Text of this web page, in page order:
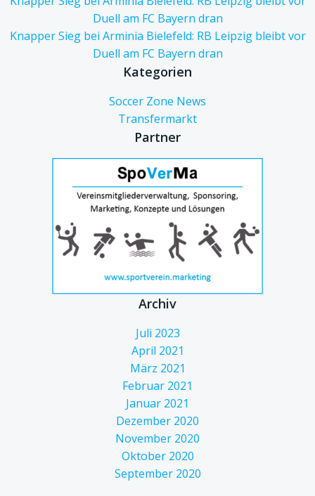
Duell am FC Bayern dran
Knapper Sieg bei Arminia Bielefeld: RB Leipzig bleibt vor
Duell am FC Bayern dran
Kategorien
Soccer Zone News
Transfermarkt
Partner
Archiv
Juli 2023
April 2021
März 2021
Februar 2021
Januar 2021
Dezember 2020
November 2020
Oktober 2020
September 2020